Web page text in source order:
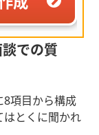
での質
8項目から構成
はとくに聞かれ